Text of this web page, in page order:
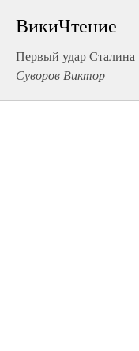
ВикиЧтение
Первый удар
Суворов Виктор